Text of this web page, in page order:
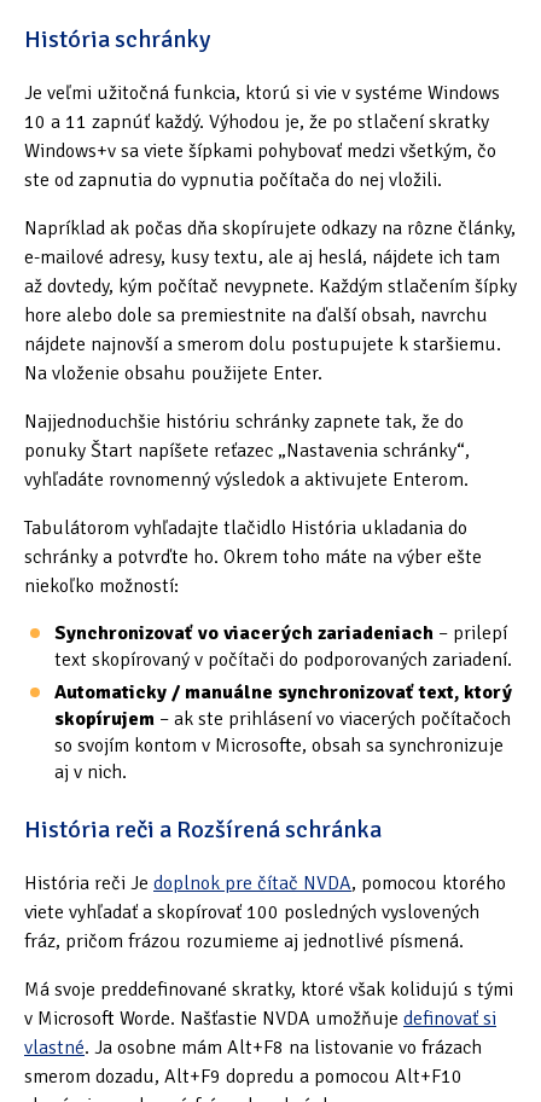
História schránky
Je veľmi užitočná funkcia, ktorú si vie v systéme Windows
10 a 11 zapnúť každý. Výhodou je, že po stlačení skratky
Windows+v sa viete šípkami pohybovať medzi všetkým, čo
ste od zapnutia do vypnutia počítača do nej vložili.
Napríklad ak počas dňa skopírujete odkazy na rôzne články,
e-mailové adresy, kusy textu, ale aj heslá, nájdete ich tam
až dovtedy, kým počítač nevypnete. Každým stlačením šípky
hore alebo dole sa premiestnite na ďalší obsah, navrchu
nájdete najnovší a smerom dolu postupujete k staršiemu.
Na vloženie obsahu použijete Enter.
Najjednoduchšie históriu schránky zapnete tak, že do
ponuky Štart napíšete reťazec „Nastavenia schránky“,
vyhľadáte rovnomenný výsledok a aktivujete Enterom.
Tabulátorom vyhľadajte tlačidlo História ukladania do
schránky a potvrďte ho. Okrem toho máte na výber ešte
niekoľko možností:
Synchronizovať vo viacerých zariadeniach – prilepí
text skopírovaný v počítači do podporovaných zariadení.
Automaticky / manuálne synchronizovať text, ktorý
skopírujem – ak ste prihlásení vo viacerých počítačoch
so svojím kontom v Microsofte, obsah sa synchronizuje
aj v nich.
História reči a Rozšírená schránka
História reči Je doplnok pre čítač NVDA, pomocou ktorého
viete vyhľadať a skopírovať 100 posledných vyslovených
fráz, pričom frázou rozumieme aj jednotlivé písmená.
Má svoje preddefinované skratky, ktoré však kolidujú s tými
v Microsoft Worde. Našťastie NVDA umožňuje definovať si
vlastné. Ja osobne mám Alt+F8 na listovanie vo frázach
smerom dozadu, Alt+F9 dopredu a pomocou Alt+F10